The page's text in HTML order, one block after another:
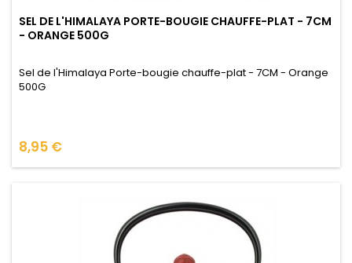
SEL DE L'HIMALAYA PORTE-BOUGIE CHAUFFE-PLAT - 7CM
- ORANGE 500G
Sel de l'Himalaya Porte-bougie chauffe-plat - 7CM - Orange
500G
Prix
8,95 €